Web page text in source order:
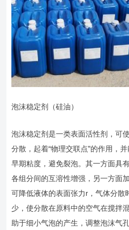
泡沫稳定剂（硅油）
泡沫稳定剂是一类表面活性剂，可
分散，起着“物理交联点”的作用，
早期粘度，避免裂泡。其一方面具
各组分间的互溶性增强，另一方面
可降低液体的表面张力r，气体分散
少，使分散在原料中的空气在搅拌
助于细小气泡的产生，调整泡沫气